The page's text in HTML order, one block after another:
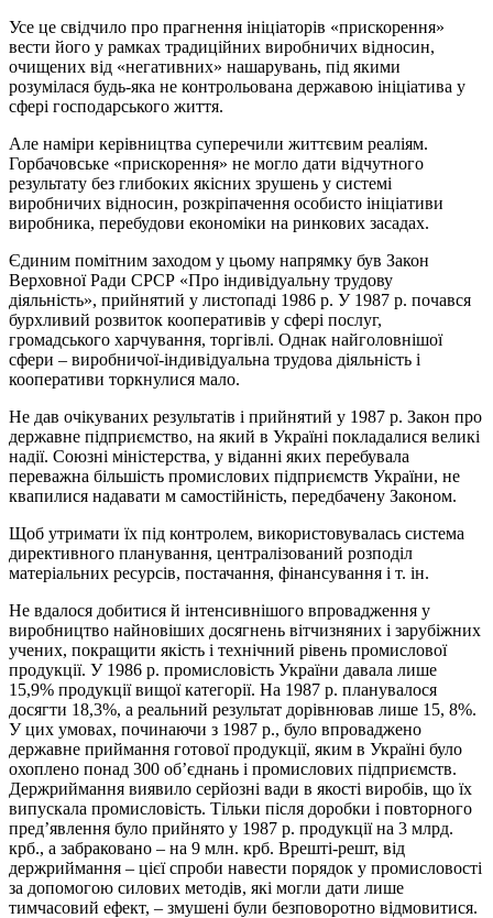
Усе це свідчило про прагнення ініціаторів «прискорення»
вести його у рамках традиційних виробничих відносин,
очищених від «негативних» нашарувань, під якими
розумілася будь-яка не контрольована державою ініціатива у
сфері господарського життя.
Але наміри керівництва суперечили життєвим реаліям.
Горбачовське «прискорення» не могло дати відчутного
результату без глибоких якісних зрушень у системі
виробничих відносин, розкріпачення особисто ініціативи
виробника, перебудови економіки на ринкових засадах.
Єдиним помітним заходом у цьому напрямку був Закон
Верховної Ради СРСР «Про індивідуальну трудову
діяльність», прийнятий у листопаді 1986 р. У 1987 р. почався
бурхливий розвиток кооперативів у сфері послуг,
громадського харчування, торгівлі. Однак найголовнішої
сфери – виробничої-індивідуальна трудова діяльність і
кооперативи торкнулися мало.
Не дав очікуваних результатів і прийнятий у 1987 р. Закон про
державне підприємство, на який в Україні покладалися великі
надії. Союзні міністерства, у віданні яких перебувала
переважна більшість промислових підприємств України, не
квапилися надавати м самостійність, передбачену Законом.
Щоб утримати їх під контролем, використовувалась система
директивного планування, централізований розподіл
матеріальних ресурсів, постачання, фінансування і т. ін.
Не вдалося добитися й інтенсивнішого впровадження у
виробництво найновіших досягнень вітчизняних і зарубіжних
учених, покращити якість і технічний рівень промислової
продукції. У 1986 р. промисловість України давала лише
15,9% продукції вищої категорії. На 1987 р. планувалося
досягти 18,3%, а реальний результат дорівнював лише 15, 8%.
У цих умовах, починаючи з 1987 р., було впроваджено
державне приймання готової продукції, яким в Україні було
охоплено понад 300 об’єднань і промислових підприємств.
Держриймання виявило серйозні вади в якості виробів, що їх
випускала промисловість. Тільки після доробки і повторного
пред’явлення було прийнято у 1987 р. продукції на 3 млрд.
крб., а забраковано – на 9 млн. крб. Врешті-решт, від
держриймання – цієї спроби навести порядок у промисловості
за допомогою силових методів, які могли дати лише
тимчасовий ефект, – змушені були безповоротно відмовитися.